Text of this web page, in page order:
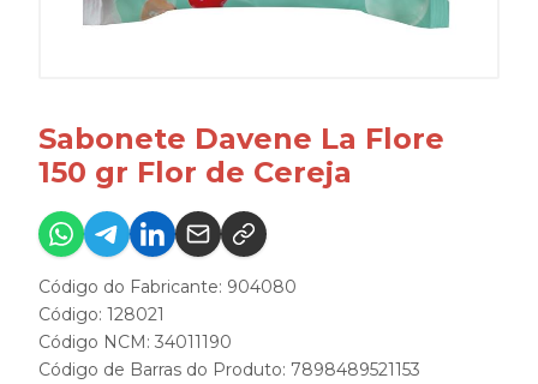
Sabonete Davene La Flore
150 gr Flor de Cereja
Código do Fabricante: 904080
Código: 128021
Código NCM: 34011190
Código de Barras do Produto: 7898489521153